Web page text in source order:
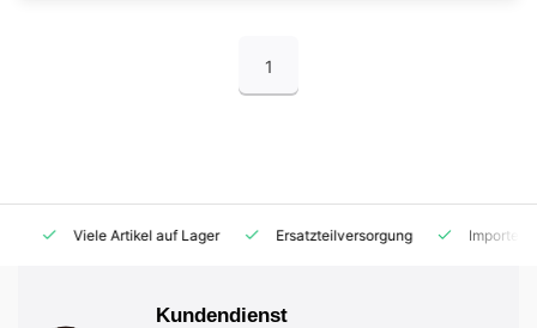
1
Viele Artikel auf Lager Ersatzteilversorgung Importeur für
Kundendienst